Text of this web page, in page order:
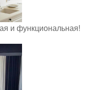
и функциональная!